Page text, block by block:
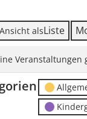
Ansicht alsListe
Veranstaltungen